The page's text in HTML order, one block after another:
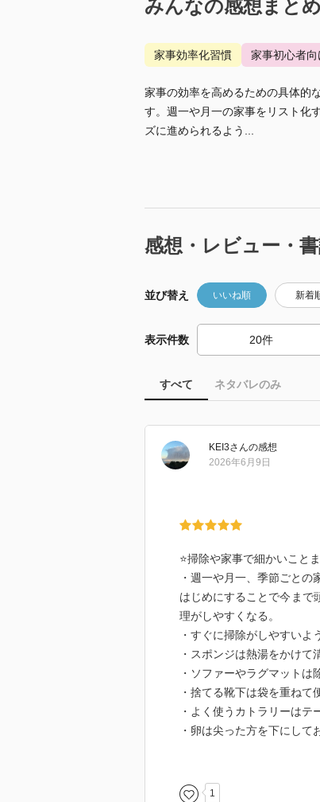
みんなの感想まとめ
家事効率化習慣 家事初心者向
家事の効率を高めるための具体的
す。週一や月一の家事をリスト化
ズに進められるよう...
感想・レビュー・
並び替え いいね順 新着
表示件数
すべて ネタバレのみ
KEI3さんの感想
2026年6月9日
⭐️掃除や家事で細かいこと
・週一や月一、季節ごとの
はじめにすることで今まで
理がしやすくなる。
・すぐに掃除がしやすい
・スポンジは熱湯をかけて
・ソファーやラグマットは
・捨てる靴下は袋を重ねて
・よく使うカトラリーはテ
・卵は尖った方を下にして
1